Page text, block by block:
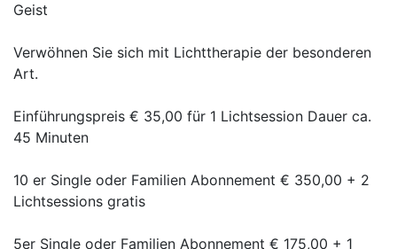
Geist
Verwöhnen Sie sich mit Lichttherapie der besonderen
Art.
Einführungspreis € 35,00 für 1 Lichtsession Dauer ca.
45 Minuten
10 er Single oder Familien Abonnement € 350,00 + 2
Lichtsessions gratis
5er Single oder Familien Abonnement € 175,00 + 1